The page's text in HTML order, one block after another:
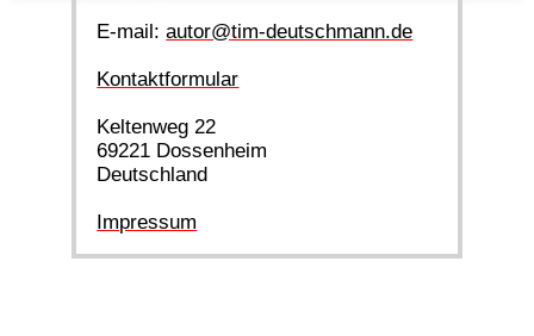
E-mail:autor@tim-deutschmann.de
Kontaktformular
Keltenweg 22
69221 Dossenheim
Deutschland
Impressum